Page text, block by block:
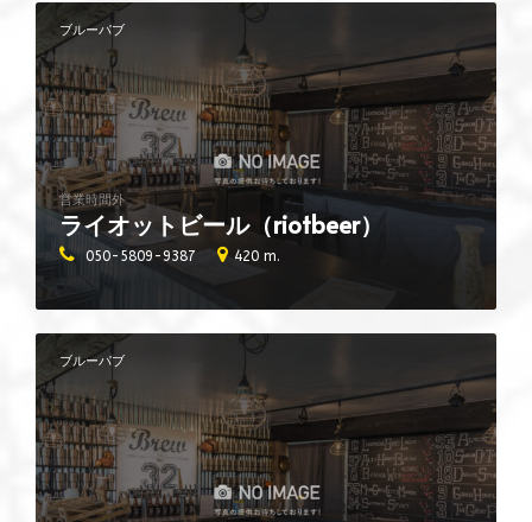
ブルーパブ
ライオットビール（riotbeer）
営業時間外
050-5809-9387 420 m.
ブルーパブ